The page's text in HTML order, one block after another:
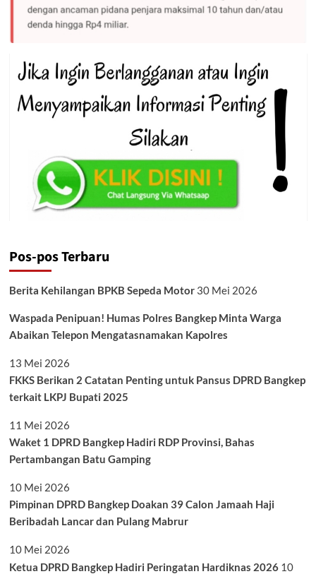
Pos-pos Terbaru
Berita Kehilangan BPKB Sepeda Motor 30 Mei 2026
Waspada Penipuan! Humas Polres Bangkep Minta Warga
Abaikan Telepon Mengatasnamakan Kapolres
13 Mei 2026
FKKS Berikan 2 Catatan Penting untuk Pansus DPRD Bangkep
terkait LKPJ Bupati 2025
11 Mei 2026
Waket 1 DPRD Bangkep Hadiri RDP Provinsi, Bahas
Pertambangan Batu Gamping
10 Mei 2026
Pimpinan DPRD Bangkep Doakan 39 Calon Jamaah Haji
Beribadah Lancar dan Pulang Mabrur
10 Mei 2026
Ketua DPRD Bangkep Hadiri Peringatan Hardiknas 2026 10